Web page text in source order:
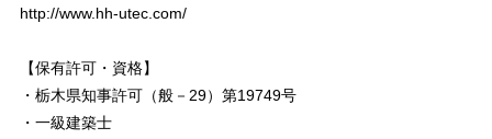
http://www.hh-utec.com/
【保有許可・資格】
・栃木県知事許可（般－29）第19749号
・一級建築士